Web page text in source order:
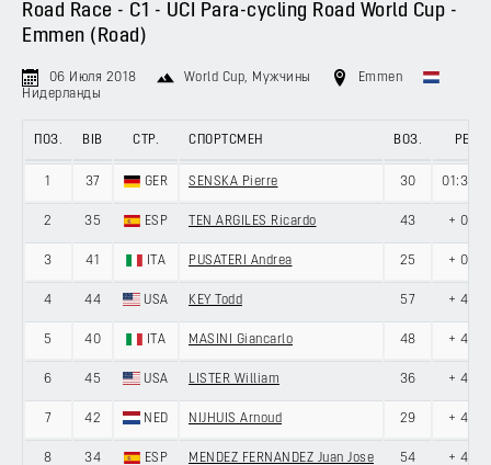
Road Race - C1 - UCI Para-cycling Road World Cup -
Emmen (Road)
06 Июля 2018 World Cup, Мужчины
Emmen
Нидерланды
ПОЗ. BIB СТР. СПОРТСМЕН ВОЗ. РЕЗ.
1 37 GER SENSKA Pierre 30
2 35 ESP TEN ARGILES Ricardo 43 + 0:00
3 41 ITA PUSATERI Andrea 25 + 0:03
4 44 USA KEY Todd 57 + 4:29
5 40 ITA MASINI Giancarlo 48 + 4:29
6 45 USA LISTER William 36 + 4:29
7 42 NED NIJHUIS Arnoud 29 + 4:29
8 34 ESP MENDEZ FERNANDEZ Juan Jose 54 + 4:29